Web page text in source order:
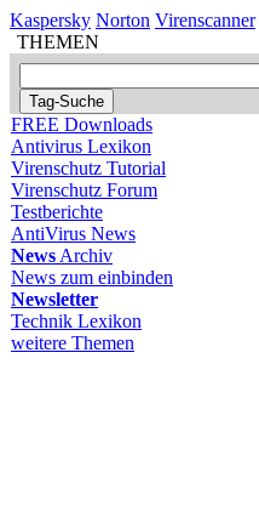
Kaspersky Norton Virenscanner
THEMEN
FREE Downloads
Antivirus Lexikon
Virenschutz Tutorial
Virenschutz Forum
Testberichte
AntiVirus News
News Archiv
News zum einbinden
Newsletter
Technik Lexikon
weitere Themen